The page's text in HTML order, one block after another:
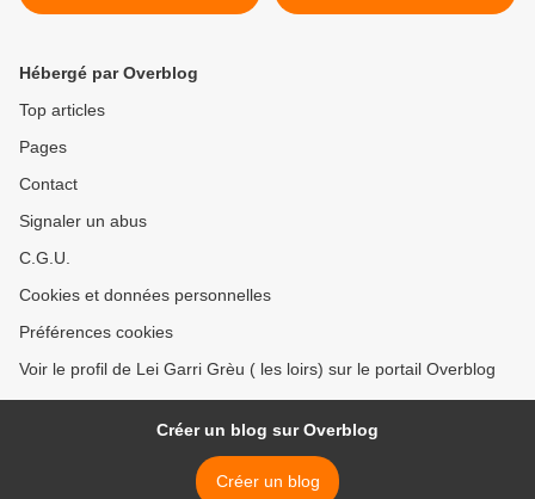
janvier 2021
Hébergé par Overblog
Top articles
Pages
Contact
Signaler un abus
C.G.U.
Cookies et données personnelles
Préférences cookies
Voir le profil de Lei Garri Grèu ( les loirs) sur le portail Overblog
Créer un blog sur Overblog
Créer un blog